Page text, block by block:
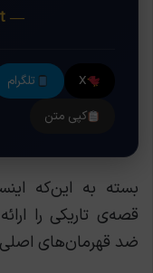
— Vortigaunt
X تلگرام
کپی متن
بسته به این‌که
ضد قهرمان‌های اصلی